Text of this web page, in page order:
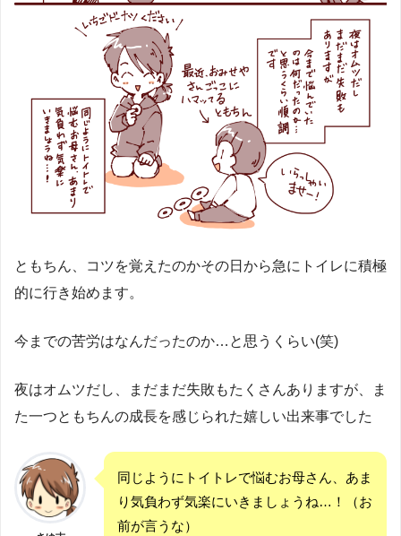
ともちん、コツを覚えたのかその日から急にトイレに積極
的に行き始めます。
今までの苦労はなんだったのか…と思うくらい(笑)
夜はオムツだし、まだまだ失敗もたくさんありますが、ま
た一つともちんの成長を感じられた嬉しい出来事でした
同じようにトイトレで悩むお母さん、あま
り気負わず気楽にいきましょうね…！（お
前が言うな）